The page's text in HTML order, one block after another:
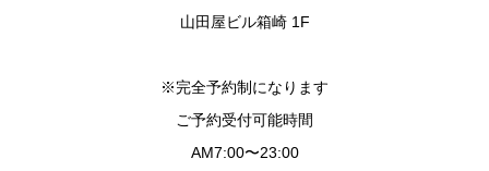
山田屋ビル箱崎 1F
※完全予約制になります
ご予約受付可能時間
AM7:00〜23:00